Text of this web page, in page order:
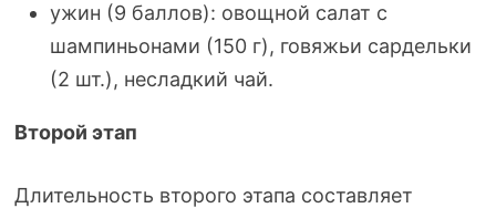
ужин (9 баллов): овощной салат с
шампиньонами (150 г), говяжьи сардельки
(2 шт.), несладкий чай.
Второй этап
Длительность второго этапа составляет